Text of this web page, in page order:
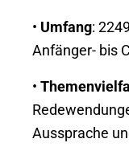
• Umfang:
Anfänger- bis
•
Aussprache